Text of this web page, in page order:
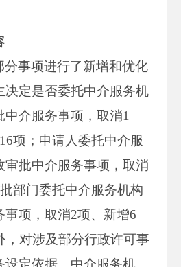
分事项进行了新增和优化
决定是否委托中介服务机
介服务事项，取消1
项；申请人委托中介服
审批中介服务事项，取消
部门委托中介服务机构
事项，取消2项、新增6
，对涉及部分行政许可事
设定依据、中介服务机